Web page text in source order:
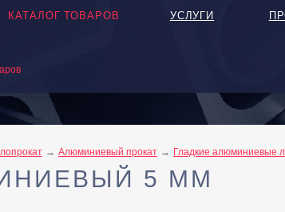
КАТАЛОГ ТОВАРОВ УСЛУГИ
Алюминиевый прокат Гладкие алюминиевые
5 ММ